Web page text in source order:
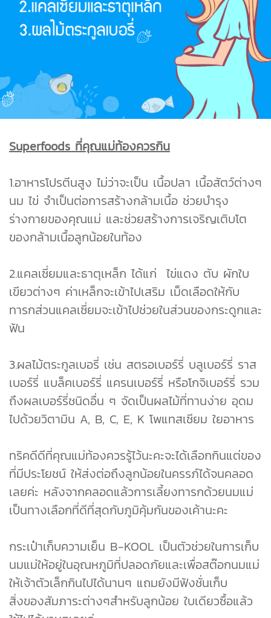
Superfoods ที่คุณแม่ท้องควรกิน
1.อาหารโปรตีนสูง ไม่ว่าจะเป็น เนื้อปลา เนื้อสัตว์ต่างๆ
นม ไข่ จำเป็นต่อการสร้างกล้ามเนื้อ ช่วยบำรุง
ร่างกายของคุณแม่ และช่วยสร้างการเจริญเติบโต
ของกล้ามเนื้อลูกน้อยในท้อง
2.แคลเซี่ยมและธาตุเหล็ก ได้แก่ ไข่แดง ตับ ผักใบ
เขียวต่างๆ ค่าเหล็กจะเข้าไปเสริม เม็ดเลือดให้กับ
ทารกส่วนแคลเซี่ยมจะเข้าไปช่วยในส่วนของกระดูกและ
ฟัน
3.ผลไม้ตระกูลเบอรี่ เช่น สตรอเบอร์รี่ บลูเบอร์รี่ ราส
เบอร์รี่ แบล็คเบอร์รี่ แครนเบอร์รี่ หรือโกจิเบอร์รี่ รวม
ถึงผลเบอร์รี่ชนิดอื่น ๆ จัดเป็นผลไม้ที่ทานง่าย อุดม
ไปด้วยวิตามิน A, B, C, E, K โพแทสเซียม ใยอาหาร
ทริคดีดีที่คุณแม่ท้องควรรู้ไว้นะคะจะได้เลือกกินแต่ของ
ที่มีประโยชน์ ให้ส่งต่อถึงลูกน้อยในครรภ์ได้จนคลอด
เลยค่ะ หลังจากคลอดแล้วการเลี้ยงทารกด้วยนมแม่
เป็นทางเลือกที่ดีที่สุดกับภูมิคุ้มกันของเค้านะคะ
กระเป๋าเก็บความเย็น B-KOOL เป็นตัวช่วยในการเก็บ
นมแม่ให้อยู่ในอุณหภูมิที่ปลอดภัยและเพื่อสต๊อกนมแม่
ให้เจ้าตัวเล็กกินไปได้นานๆ แถมยังมีฟังชั่นเก็บ
สิ่งของสัมภาระต่างๆสำหรับลูกน้อย ใบเดียวซื้อแล้ว